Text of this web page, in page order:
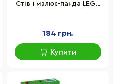
Стів і малюк-панда LEGO
184 грн.
Купити